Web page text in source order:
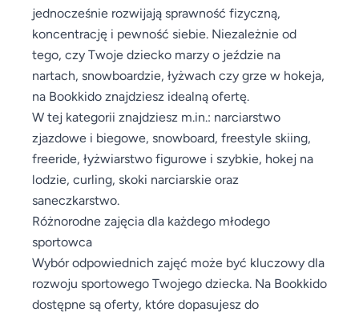
jednocześnie rozwijają sprawność fizyczną,
koncentrację i pewność siebie. Niezależnie od
tego, czy Twoje dziecko marzy o jeździe na
nartach, snowboardzie, łyżwach czy grze w hokeja,
na Bookkido znajdziesz idealną ofertę.
W tej kategorii znajdziesz m.in.: narciarstwo
zjazdowe i biegowe, snowboard, freestyle skiing,
freeride, łyżwiarstwo figurowe i szybkie, hokej na
lodzie, curling, skoki narciarskie oraz
saneczkarstwo.
Różnorodne zajęcia dla każdego młodego
sportowca
Wybór odpowiednich zajęć może być kluczowy dla
rozwoju sportowego Twojego dziecka. Na Bookkido
dostępne są oferty, które dopasujesz do